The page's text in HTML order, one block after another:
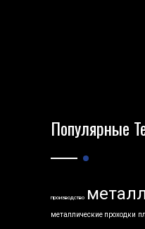
Популярные
производство
металлические проходки